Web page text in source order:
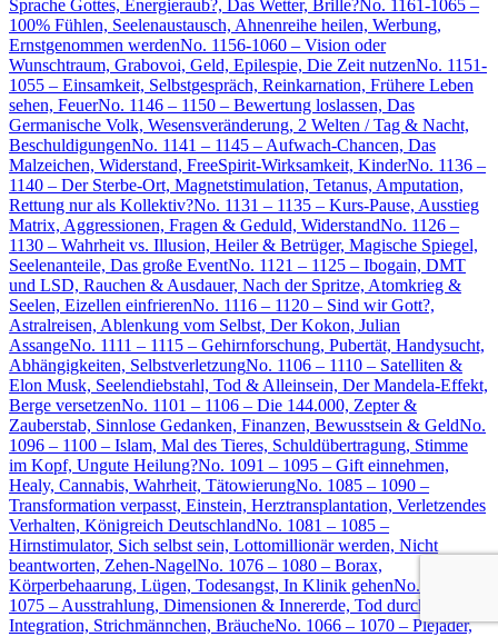
Sprache Gottes, Energieraub?, Das Wetter, Brille?No. 1161-1065 –
100% Fühlen, Seelenaustausch, Ahnenreihe heilen, Werbung,
Ernstgenommen werdenNo. 1156-1060 – Vision oder
Wunschtraum, Grabovoi, Geld, Epilespie, Die Zeit nutzenNo. 1151-
1055 – Einsamkeit, Selbstgespräch, Reinkarnation, Frühere Leben
sehen, FeuerNo. 1146 – 1150 – Bewertung loslassen, Das
Germanische Volk, Wesensveränderung, 2 Welten / Tag & Nacht,
BeschuldigungenNo. 1141 – 1145 – Aufwach-Chancen, Das
Malzeichen, Widerstand, FreeSpirit-Wirksamkeit, KinderNo. 1136 –
1140 – Der Sterbe-Ort, Magnetstimulation, Tetanus, Amputation,
Rettung nur als Kollektiv?No. 1131 – 1135 – Kurs-Pause, Ausstieg
Matrix, Aggressionen, Fragen & Geduld, WiderstandNo. 1126 –
1130 – Wahrheit vs. Illusion, Heiler & Betrüger, Magische Spiegel,
Seelenanteile, Das große EventNo. 1121 – 1125 – Ibogain, DMT
und LSD, Rauchen & Ausdauer, Nach der Spritze, Atomkrieg &
Seelen, Eizellen einfrierenNo. 1116 – 1120 – Sind wir Gott?,
Astralreisen, Ablenkung vom Selbst, Der Kokon, Julian
AssangeNo. 1111 – 1115 – Gehirnforschung, Pubertät, Handysucht,
Abhängigkeiten, SelbstverletzungNo. 1106 – 1110 – Satelliten &
Elon Musk, Seelendiebstahl, Tod & Alleinsein, Der Mandela-Effekt,
Berge versetzenNo. 1101 – 1106 – Die 144.000, Zepter &
Zauberstab, Sinnlose Gedanken, Finanzen, Bewusstsein & GeldNo.
1096 – 1100 – Islam, Mal des Tieres, Schuldübertragung, Stimme
im Kopf, Ungute Heilung?No. 1091 – 1095 – Gift einnehmen,
Healy, Cannabis, Wahrheit, TätowierungNo. 1085 – 1090 –
Transformation verpasst, Einstein, Herztransplantation, Verletzendes
Verhalten, Königreich DeutschlandNo. 1081 – 1085 –
Hirnstimulator, Sich selbst sein, Lottomillionär werden, Nicht
beantworten, Zehen-NagelNo. 1076 – 1080 – Borax,
Körperbehaarung, Lügen, Todesangst, In Klinik gehenNo. 1071 –
1075 – Ausstrahlung, Dimensionen & Innererde, Tod durch
Integration, Strichmännchen, BräucheNo. 1066 – 1070 – Plejader,